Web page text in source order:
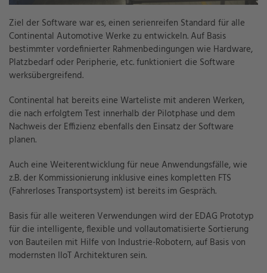
Ziel der Software war es, einen serienreifen Standard für alle
Continental Automotive Werke zu entwickeln. Auf Basis
bestimmter vordefinierter Rahmenbedingungen wie Hardware,
Platzbedarf oder Peripherie, etc. funktioniert die Software
werksübergreifend.
Continental hat bereits eine Warteliste mit anderen Werken,
die nach erfolgtem Test innerhalb der Pilotphase und dem
Nachweis der Effizienz ebenfalls den Einsatz der Software
planen.
Auch eine Weiterentwicklung für neue Anwendungsfälle, wie
z.B. der Kommissionierung inklusive eines kompletten FTS
(Fahrerloses Transportsystem) ist bereits im Gespräch.
Basis für alle weiteren Verwendungen wird der EDAG Prototyp
für die intelligente, flexible und vollautomatisierte Sortierung
von Bauteilen mit Hilfe von Industrie-Robotern, auf Basis von
modernsten IIoT Architekturen sein.